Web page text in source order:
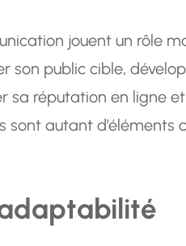
jouent un rôle
son public cible,
sa réputation en ligne
sont autant d’éléments